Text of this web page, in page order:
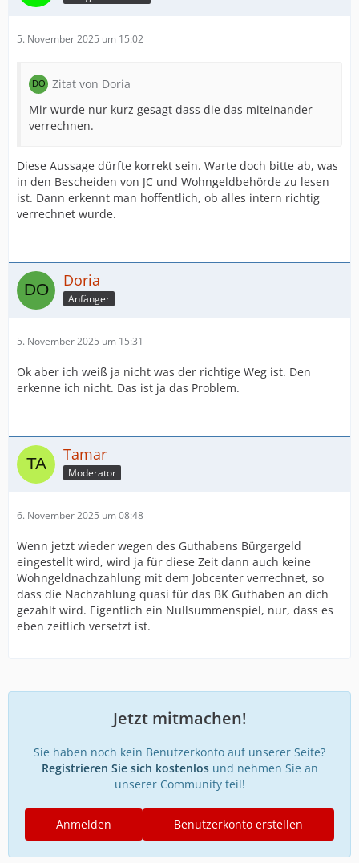
5. November 2025 um 15:02
Zitat von Doria
Mir wurde nur kurz gesagt dass die das miteinander
verrechnen.
Diese Aussage dürfte korrekt sein. Warte doch bitte ab, was
in den Bescheiden von JC und Wohngeldbehörde zu lesen
ist. Dann erkennt man hoffentlich, ob alles intern richtig
verrechnet wurde.
Doria
Anfänger
5. November 2025 um 15:31
Ok aber ich weiß ja nicht was der richtige Weg ist. Den
erkenne ich nicht. Das ist ja das Problem.
Tamar
Moderator
6. November 2025 um 08:48
Wenn jetzt wieder wegen des Guthabens Bürgergeld
eingestellt wird, wird ja für diese Zeit dann auch keine
Wohngeldnachzahlung mit dem Jobcenter verrechnet, so
dass die Nachzahlung quasi für das BK Guthaben an dich
gezahlt wird. Eigentlich ein Nullsummenspiel, nur, dass es
eben zeitlich versetzt ist.
Jetzt mitmachen!
Sie haben noch kein Benutzerkonto auf unserer Seite?
Registrieren Sie sich kostenlosund nehmen Sie an
unserer Community teil!
Benutzerkonto erstellen
Anmelden